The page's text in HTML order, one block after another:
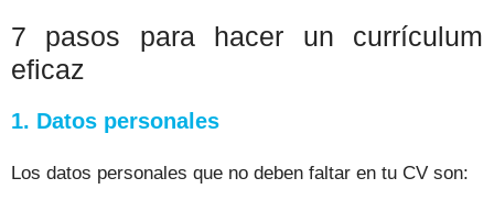
7 pasos para hacer un currículum
eficaz
1. Datos personales
Los datos personales que no deben faltar en tu CV son: